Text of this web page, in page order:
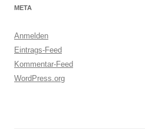
META
Anmelden
Eintrags-Feed
Kommentar-Feed
WordPress.org